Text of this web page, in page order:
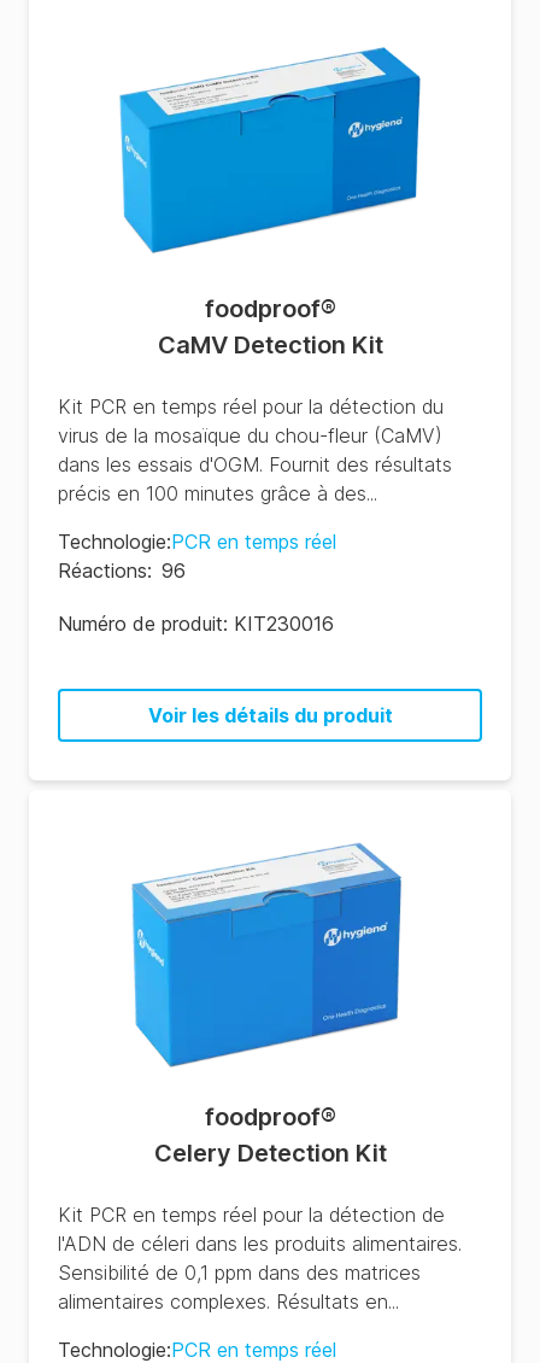
foodproof®
CaMV Detection Kit
Kit PCR en temps réel pour la détection du
virus de la mosaïque du chou-fleur (CaMV)
dans les essais d'OGM. Fournit des résultats
précis en 100 minutes grâce à des...
Technologie:PCR en temps réel
Réactions: 96
Numéro de produit: KIT230016
Voir les détails du produit
foodproof®
Celery Detection Kit
Kit PCR en temps réel pour la détection de
l'ADN de céleri dans les produits alimentaires.
Sensibilité de 0,1 ppm dans des matrices
alimentaires complexes. Résultats en...
Technologie:PCR en temps réel